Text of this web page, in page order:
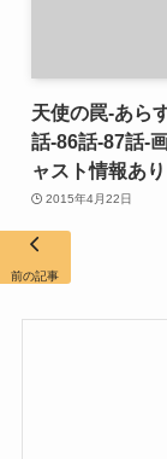
天使の罠-あら
話-86話-87話-
ャスト情報あり
2015年4月22日
前の記事